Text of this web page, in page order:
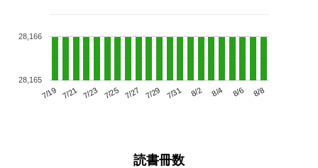
7/19 7/21 7/23 7/25 7/27 7/29 7/31 8/2 8/4 8/6 8/8
28,165
28,166
読書冊数